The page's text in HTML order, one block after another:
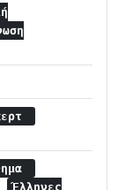
Έλληνες